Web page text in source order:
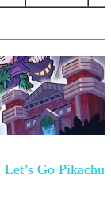
Go Pikachu